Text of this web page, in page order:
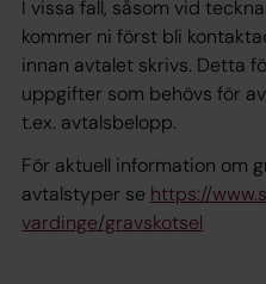
I vissa fall, såsom vid
kommer ni först bli
innan avtalet skrivs. Detta
uppgifter som behövs för
t.ex. avtalsbelopp.
För aktuell information om
avtalstyper se https://
vardinge/gravskotsel